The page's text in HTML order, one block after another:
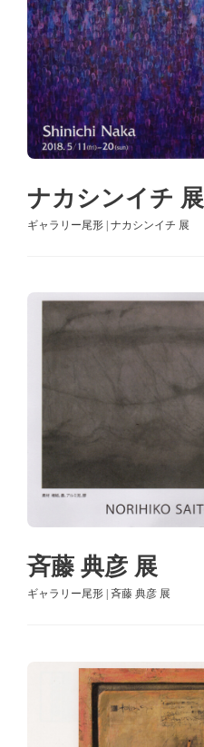
ナカシンイチ 展
ギャラリー尾形 | ナカシンイチ 展
斉藤 典彦 展
ギャラリー尾形 | 斉藤 典彦 展